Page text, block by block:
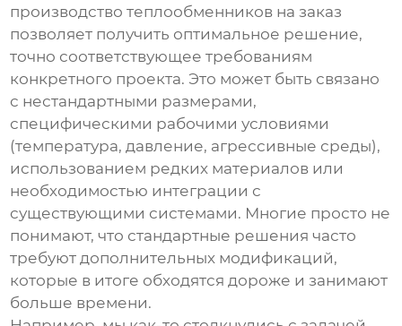
производство теплообменников на заказ
позволяет получить оптимальное решение,
точно соответствующее требованиям
конкретного проекта. Это может быть связано
с нестандартными размерами,
специфическими рабочими условиями
(температура, давление, агрессивные среды),
использованием редких материалов или
необходимостью интеграции с
существующими системами. Многие просто не
понимают, что стандартные решения часто
требуют дополнительных модификаций,
которые в итоге обходятся дороже и занимают
больше времени.